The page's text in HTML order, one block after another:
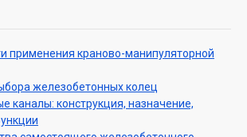
применения краново-манипуляторной
железобетонных колец
каналы: конструкция, назначение,